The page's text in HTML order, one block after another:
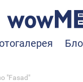
"Fasad"